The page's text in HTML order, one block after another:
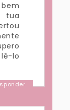
tua
lo